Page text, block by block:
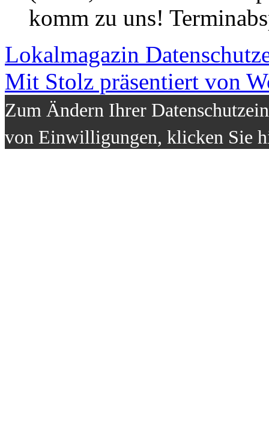
komm zu uns!
Lokalmagazin
Mit Stolz präsentiert von
Zum Ändern Ihrer
von Einwilligungen, klicken Sie